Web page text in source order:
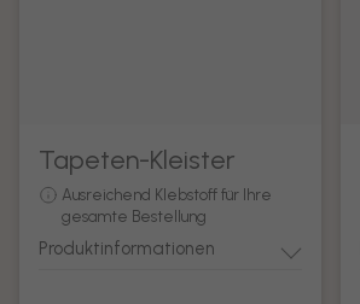
Tapeten-Kleister
Ausreichend Klebstoff für Ihre
gesamte Bestellung
Produktinformationen